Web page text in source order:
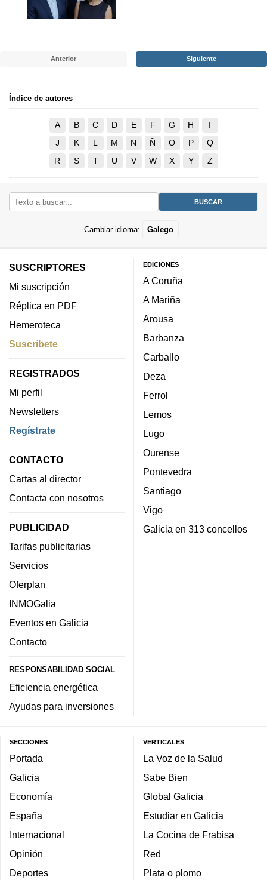
Anterior Siguiente
Índice de autores
A B C D E F G H
I
J
K L M N Ñ O P
Q
R
S T U V W X Y Z
Cambiar idioma: Galego
SUSCRIPTORES
Mi suscripción
Réplica en PDF
Hemeroteca
Suscríbete
REGISTRADOS
Mi perfil
Newsletters
Regístrate
CONTACTO
Cartas al director
Contacta con nosotros
PUBLICIDAD
Tarifas publicitarias
Servicios
Oferplan
INMOGalia
Eventos en Galicia
Contacto
RESPONSABILIDAD SOCIAL
Eficiencia energética
Ayudas para inversiones
EDICIONES
A Coruña
A Mariña
Arousa
Barbanza
Carballo
Deza
Ferrol
Lemos
Lugo
Ourense
Pontevedra
Santiago
Vigo
Galicia en 313 concellos
SECCIONES
Portada
Galicia
Economía
España
Internacional
Opinión
Deportes
VERTICALES
La Voz de la Salud
Sabe Bien
Global Galicia
Estudiar en Galicia
La Cocina de Frabisa
Red
Plata o plomo